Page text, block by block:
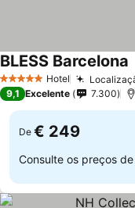
5 Estrelas Hotel
BLESS Barcelona
9,1 Excelente 7.300
De € 249
Consulte os preços de